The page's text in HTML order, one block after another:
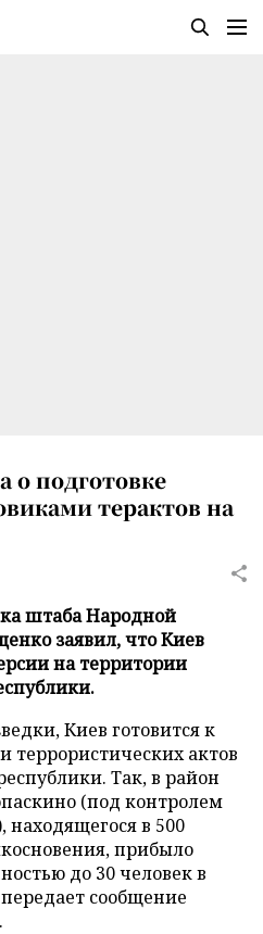
о подготовке
терактов на
штаба Народной
заявил, что Киев
на территории
Киев готовится к
террористических актов
Так, в район
(под контролем
находящегося в 500
прибыло
до 30 человек в
сообщение
.